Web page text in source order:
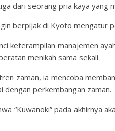
dari seorang pria kaya yang
berpijak di Kyoto mengatur
keterampilan manajemen
menikah sama sekali.
zaman, ia mencoba
dengan perkembangan zaman.
“Kuwanoki” pada akhirnya